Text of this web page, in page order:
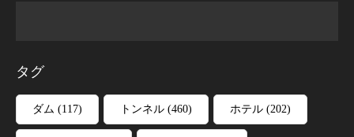
タグ
ダム (117) トンネル (460) ホテル (202)